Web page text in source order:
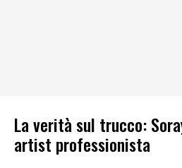
La verità sul trucco:
artist professionista